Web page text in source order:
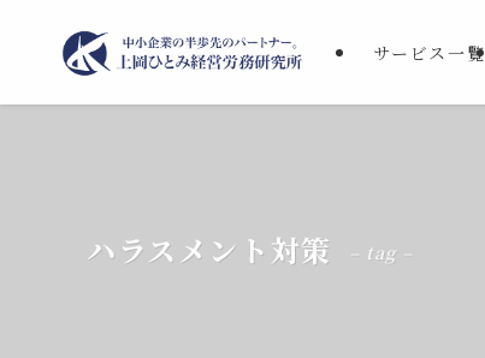
サービス一覧
ハラスメント対策 – tag –